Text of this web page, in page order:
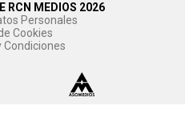
RCN MEDIOS 2026
Personales
Cookies
Condiciones